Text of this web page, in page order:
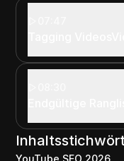
YouTube SEO 2026